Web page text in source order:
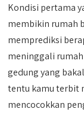
Kondisi pertama
membikin rumah
memprediksi
meninggali
gedung yang
tentu kamu terbit
mencocokkan